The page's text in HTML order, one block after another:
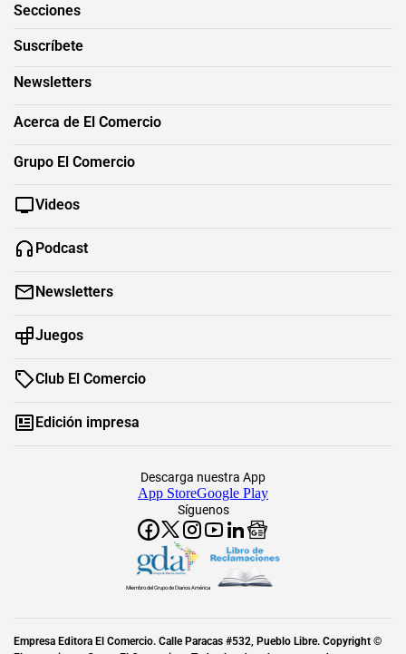
Secciones
Suscríbete
Newsletters
Acerca de El Comercio
Grupo El Comercio
Videos
Podcast
Newsletters
Juegos
Club El Comercio
Edición impresa
Síguenos
Descarga nuestra App
App StoreGoogle Play
Miembro del Grupo de Diarios América
Empresa Editora El Comercio. Calle Paracas #532, Pueblo Libre. Copyright ©